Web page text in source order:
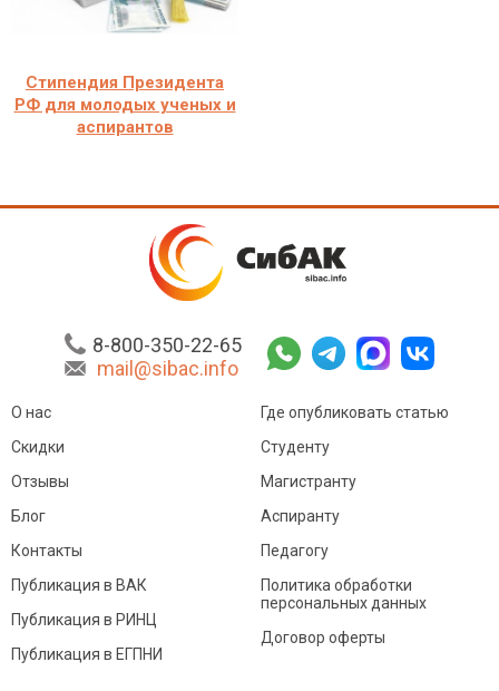
Стипендия Президента
РФ для молодых ученых и
аспирантов
8-800-350-22-65
mail@sibac.info
О нас
Скидки
Отзывы
Блог
Контакты
Где опубликовать статью
Студенту
Магистранту
Аспиранту
Педагогу
Публикация в ВАК
Публикация в РИНЦ
Публикация в ЕГПНИ
Политика обработки
персональных данных
Договор оферты